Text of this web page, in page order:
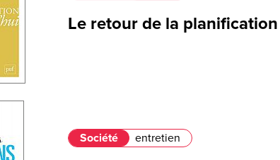
Le retour de la planification
Société entretien